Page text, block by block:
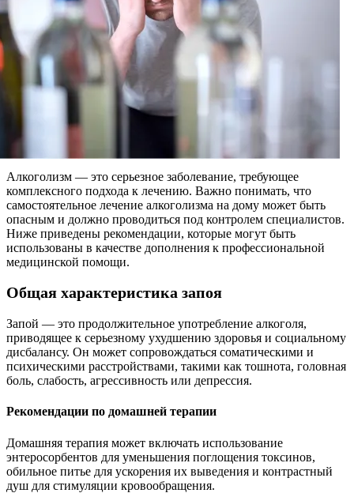
Алкоголизм — это серьезное заболевание, требующее
комплексного подхода к лечению. Важно понимать, что
самостоятельное лечение алкоголизма на дому может быть
опасным и должно проводиться под контролем специалистов.
Ниже приведены рекомендации, которые могут быть
использованы в качестве дополнения к профессиональной
медицинской помощи.
Общая характеристика запоя
Запой — это продолжительное употребление алкоголя,
приводящее к серьезному ухудшению здоровья и социальному
дисбалансу. Он может сопровождаться соматическими и
психическими расстройствами, такими как тошнота, головная
боль, слабость, агрессивность или депрессия.
Рекомендации по домашней терапии
Домашняя терапия может включать использование
энтеросорбентов для уменьшения поглощения токсинов,
обильное питье для ускорения их выведения и контрастный
душ для стимуляции кровообращения.